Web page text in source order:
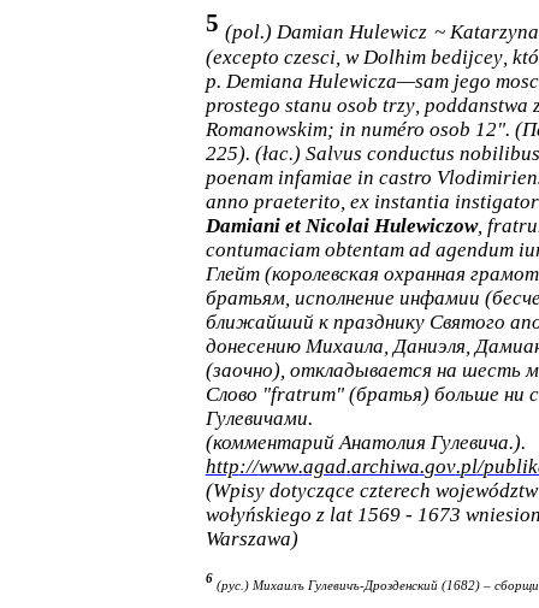
5 (pol.) Damian Hulewicz ~ Katarzyna
(excepto czesci, w Dolhim bedijcey, któ
p. Demiana Hulewicza—sam jego mosc
prostego stanu osob trzy, poddanstwa
Romanowskim; in numéro osob 12". (
225). (łac.) Salvus conductus
poenam infamiae in castro
anno praeterito, ex instantia
Damiani et Nicolai Hulewiczow,
contumaciam obtentam ad agendum
Глейт (королевская охранная
братьям, исполнение инфамии
ближайший к празднику Святого
донесению Михаила, Даниэля,
(заочно), откладывается на шесть
Слово "fratrum" (братья) больше ни
Гулевичами.
(комментарий Анатолия Гулевича.).
http://www.agad.archiwa.gov.pl/
(Wpisy dotyczące czterech województw
wołyńskiego z lat1569 - 1673
Warszawa)
6 (рус.) Михаилъ Гулевичъ-Дрозденский (1682) –